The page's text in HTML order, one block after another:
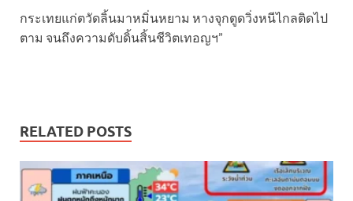
กระเทยแก่ตวัดลิ้นมาหมิ่นหยาม หางจุกตูดวิ่งหนีไกลติดไป
ตาม จนถึงความดับดิ้นสิ้นชีวิตเทอญฯ”
RELATED POSTS